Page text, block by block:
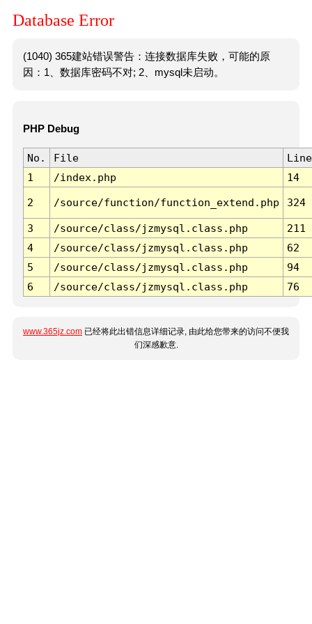
Database Error
(1040) 365建站错误警告：连接数据库失败，可能的原
因：1、数据库密码不对; 2、mysql未启动。
PHP Debug
No. File
Line
1
/index.php 14
2 /source/function/function_extend.php 324
3 /source/class/jzmysql.class.php
211
4
/source/class/jzmysql.class.php
62
5
/source/class/jzmysql.class.php
94
6
/source/class/jzmysql.class.php 76
www.365jz.com 已经将此出错信息详细记录, 由此给您带来的访问不便我
们深感歉意.